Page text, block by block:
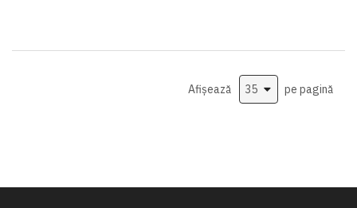
Afișează pe pagină